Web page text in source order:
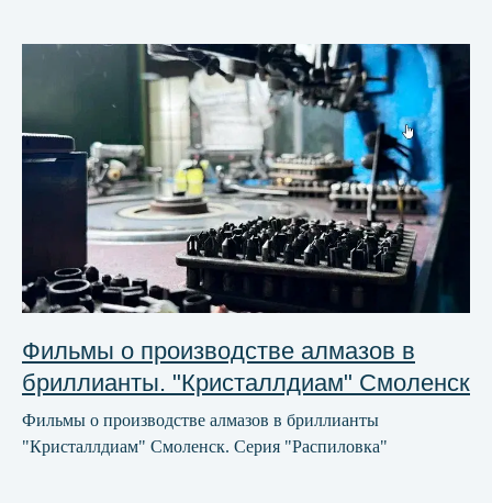
Фильмы о производстве алмазов в
бриллианты. "Кристаллдиам" Смоленск
Фильмы о производстве алмазов в бриллианты
"Кристаллдиам" Смоленск. Серия "Распиловка"